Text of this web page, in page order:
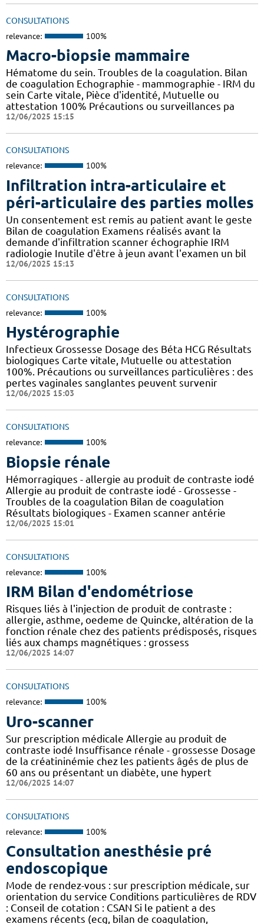
CONSULTATIONS
relevance: 100%
Macro-biopsie mammaire
Hématome du sein. Troubles de la coagulation. Bilan
de coagulation Echographie - mammographie - IRM du
sein Carte vitale, Pièce d'identité, Mutuelle ou
attestation 100% Précautions ou surveillances pa
12/06/2025 15:15
CONSULTATIONS
relevance: 100%
Infiltration intra-articulaire et
péri-articulaire des parties molles
Un consentement est remis au patient avant le geste
Bilan de coagulation Examens réalisés avant la
demande d'infiltration scanner échographie IRM
radiologie Inutile d'être à jeun avant l'examen un bil
12/06/2025 15:13
CONSULTATIONS
relevance: 100%
Hystérographie
Infectieux Grossesse Dosage des Béta HCG Résultats
biologiques Carte vitale, Mutuelle ou attestation
100%. Précautions ou surveillances particulières : des
pertes vaginales sanglantes peuvent survenir
12/06/2025 15:03
CONSULTATIONS
relevance: 100%
Biopsie rénale
Hémorragiques - allergie au produit de contraste iodé
Allergie au produit de contraste iodé - Grossesse -
Troubles de la coagulation Bilan de coagulation
Résultats biologiques - Examen scanner antérie
12/06/2025 15:01
CONSULTATIONS
relevance: 100%
IRM Bilan d'endométriose
Risques liés à l'injection de produit de contraste :
allergie, asthme, oedeme de Quincke, altération de la
fonction rénale chez des patients prédisposés, risques
liés aux champs magnétiques : grossess
12/06/2025 14:07
CONSULTATIONS
relevance: 100%
Uro-scanner
Sur prescription médicale Allergie au produit de
contraste iodé Insuffisance rénale - grossesse Dosage
de la créatininémie chez les patients âgés de plus de
60 ans ou présentant un diabète, une hypert
12/06/2025 14:07
CONSULTATIONS
relevance: 100%
Consultation anesthésie pré
endoscopique
Mode de rendez-vous : sur prescription médicale, sur
orientation du service Conditions particulières de RDV
: Conseil de cotation : CSAN Si le patient a des
examens récents (ecg, bilan de coagulation,